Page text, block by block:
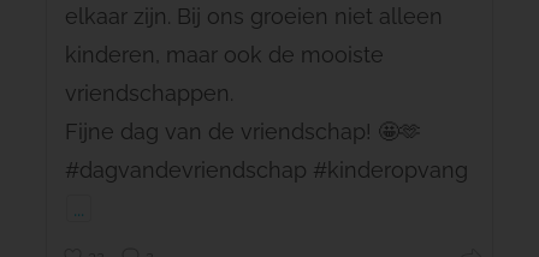
elkaar zijn. Bij ons groeien niet alleen
kinderen, maar ook de mooiste
vriendschappen.
Fijne dag van de vriendschap! 🤩🫶
#dagvandevriendschap #kinderopvang
...